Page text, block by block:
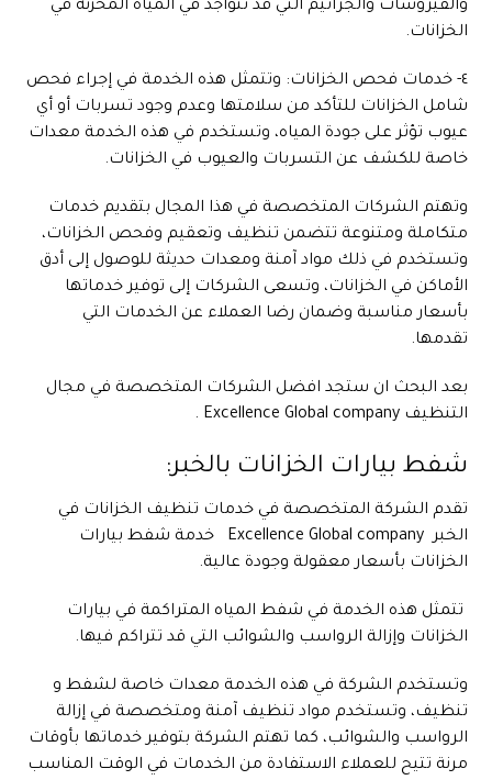
والفيروسات والجراثيم التي قد تتواجد في المياه المخزنة في
الخزانات.
٤- خدمات فحص الخزانات: وتتمثل هذه الخدمة في إجراء فحص
شامل الخزانات للتأكد من سلامتها وعدم وجود تسربات أو أي
عيوب تؤثر على جودة المياه، وتستخدم في هذه الخدمة معدات
خاصة للكشف عن التسربات والعيوب في الخزانات.
وتهتم الشركات المتخصصة في هذا المجال بتقديم خدمات
متكاملة ومتنوعة تتضمن تنظيف وتعقيم وفحص الخزانات،
وتستخدم في ذلك مواد آمنة ومعدات حديثة للوصول إلى أدق
الأماكن في الخزانات، وتسعى الشركات إلى توفير خدماتها
بأسعار مناسبة وضمان رضا العملاء عن الخدمات التي
تقدمها.
بعد البحث ان ستجد افضل الشركات المتخصصة في مجال
التنظيف Excellence Global company .
شفط بيارات الخزانات بالخبر:
تقدم الشركة المتخصصة في خدمات تنظيف الخزانات في
الخبرExcellence Global company
خدمة شفط بيارات
الخزانات بأسعار معقولة وجودة عالية.
تتمثل هذه الخدمة في شفط المياه المتراكمة في بيارات
الخزانات وإزالة الرواسب والشوائب التي قد تتراكم فيها.
وتستخدم الشركة في هذه الخدمة معدات خاصة لشفط و
تنظيف، وتستخدم مواد تنظيف آمنة ومتخصصة في إزالة
الرواسب والشوائب، كما تهتم الشركة بتوفير خدماتها بأوقات
مرنة تتيح للعملاء الاستفادة من الخدمات في الوقت المناسب